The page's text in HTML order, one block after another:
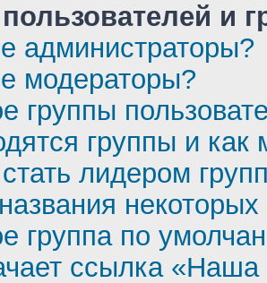
и
администраторы?
модераторы?
группы
группы и как
лидером
группа по
ссылка